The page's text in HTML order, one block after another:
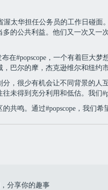
渥太华担任公务员的工作日碰
的公共利益。他们又一次又
在#popscope，一个有着巨大
巴尔的摩，杰克逊维尔和纽约
，很少有机会让不同背景的
未得到充分利用和低估。我们
共鸣。通过#popscope，我们希
分享你的趣事